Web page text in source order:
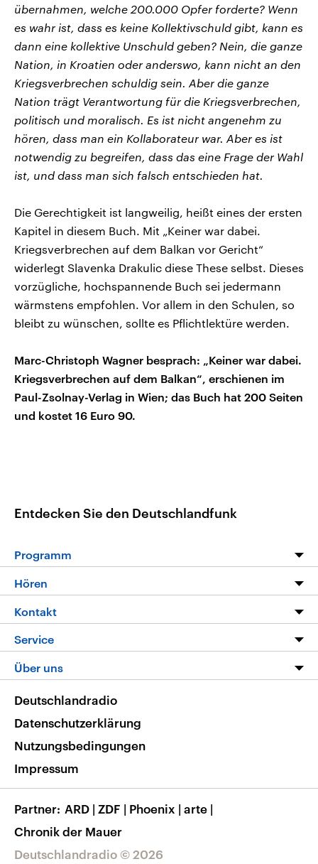
übernahmen, welche 200.000 Opfer forderte? Wenn
es wahr ist, dass es keine Kollektivschuld gibt, kann es
dann eine kollektive Unschuld geben? Nein, die ganze
Nation, in Kroatien oder anderswo, kann nicht an den
Kriegsverbrechen schuldig sein. Aber die ganze
Nation trägt Verantwortung für die Kriegsverbrechen,
politisch und moralisch. Es ist nicht angenehm zu
hören, dass man ein Kollaborateur war. Aber es ist
notwendig zu begreifen, dass das eine Frage der Wahl
ist, und dass man sich falsch entschieden hat.
Die Gerechtigkeit ist langweilig, heißt eines der ersten
Kapitel in diesem Buch. Mit „Keiner war dabei.
Kriegsverbrechen auf dem Balkan vor Gericht“
widerlegt Slavenka Drakulic diese These selbst. Dieses
vorzügliche, hochspannende Buch sei jedermann
wärmstens empfohlen. Vor allem in den Schulen, so
bleibt zu wünschen, sollte es Pflichtlektüre werden.
Marc-Christoph Wagner besprach: „Keiner war dabei.
Kriegsverbrechen auf dem Balkan“, erschienen im
Paul-Zsolnay-Verlag in Wien; das Buch hat 200 Seiten
und kostet 16 Euro 90.
Entdecken Sie den Deutschlandfunk
Programm
Die Nachrichten
Nachrichtenleicht
Neue Beiträge auf dlf.de
Hören
Livestream
Podcasts
Deutschlandfunk App
Nachrichten App
Frequenzen
Kontakt
Hörerservice
Service
FAQ
Veranstaltungen
Musikliste
RSS
Über uns
Barrierefreiheit
Deutschlandradio © 2026
Deutschlandradio
Datenschutzerklärung
Nutzungsbedingungen
Impressum
Partner ARD | ZDF | Phoenix | arte |
Chronik der Mauer